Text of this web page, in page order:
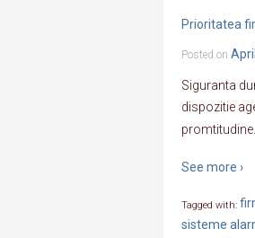
Prioritatea
Posted on
Siguranta
dispozitie
See more ›
Tagged with:
sisteme